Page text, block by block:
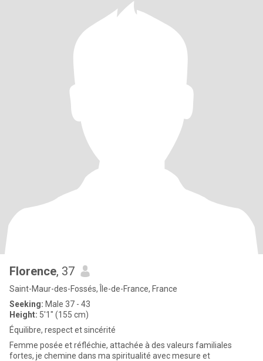
Florence, 37
Saint-Maur-des-Fossés, Île-de-France, France
Seeking: Male 37 - 43
Height: 5'1" (155 cm)
Équilibre, respect et sincérité
Femme posée et réfléchie, attachée à des valeurs familiales
fortes, je chemine dans ma spiritualité avec mesure et